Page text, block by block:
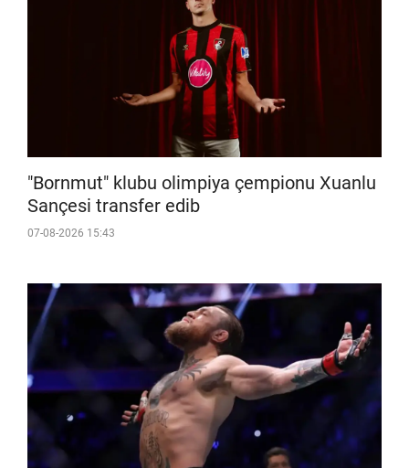
"Bornmut" klubu olimpiya çempionu Xuanlu
Sançesi transfer edib
07-08-2026 15:43